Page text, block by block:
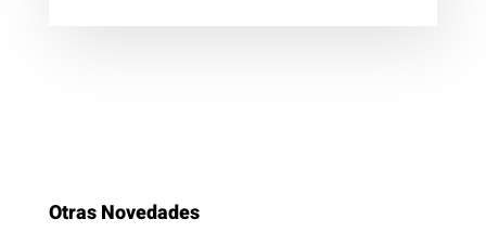
Otras Novedades